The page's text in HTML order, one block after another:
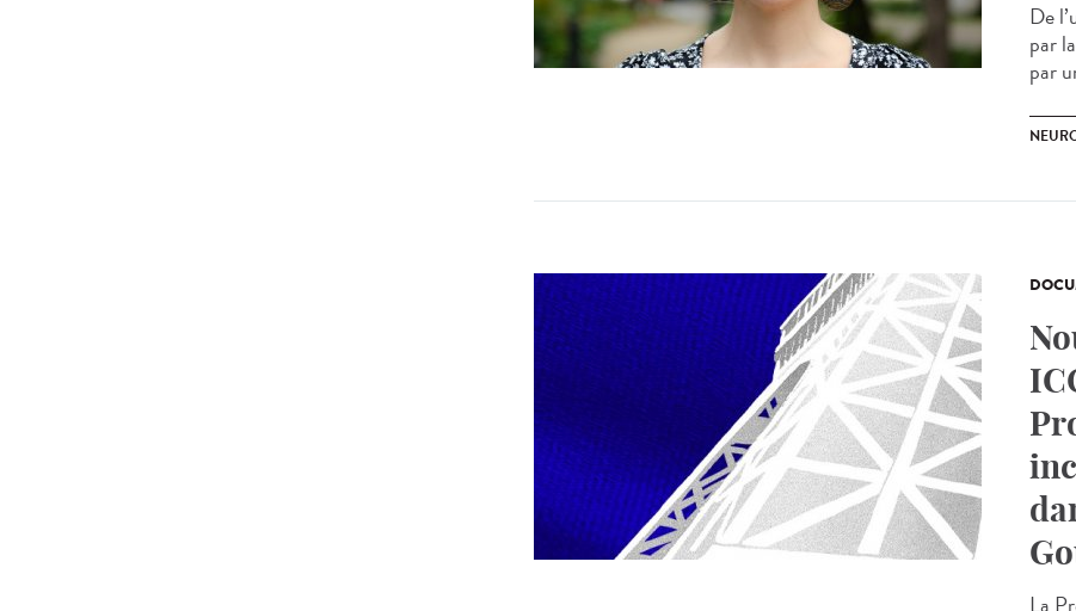
De
par
par